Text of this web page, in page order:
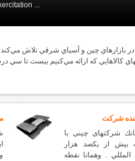
...
در بازارهاي چين و آسياي شرقي تلاش
كالاهايي كه ارائه مي‌كنيم بيست تا سي
شركت
شرکتهای چینی با
بيش از یکصد هزار
المللي . وهمانا نقطه